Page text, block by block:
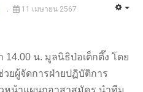
11 เมษายน 2567
14.00 น. มูลนิธิป่อเต็กตึ๊ง โดย
ผู้จัดการฝ่ายปฏิบัติการ